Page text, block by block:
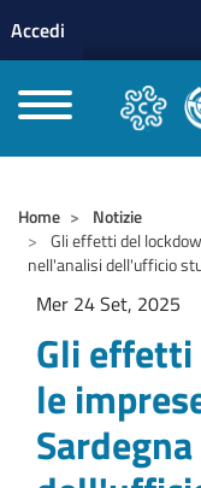
profilo utente
Accedi
Home
Notizie
Gli effetti del
nell'analisi dell'ufficio
Mer 24 Set, 2025
Gli
le